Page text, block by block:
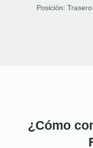
Posición: Trasero
¿Cómo